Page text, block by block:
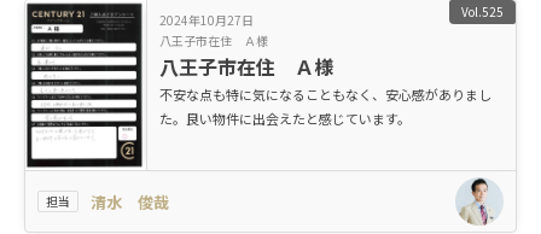
Vol.525
2024年10月27日
八王子市在住 Ａ様
八王子市在住 Ａ様
不安な点も特に気になることもなく、安心感がありまし
た。良い物件に出会えたと感じています。
担当 清水 俊哉